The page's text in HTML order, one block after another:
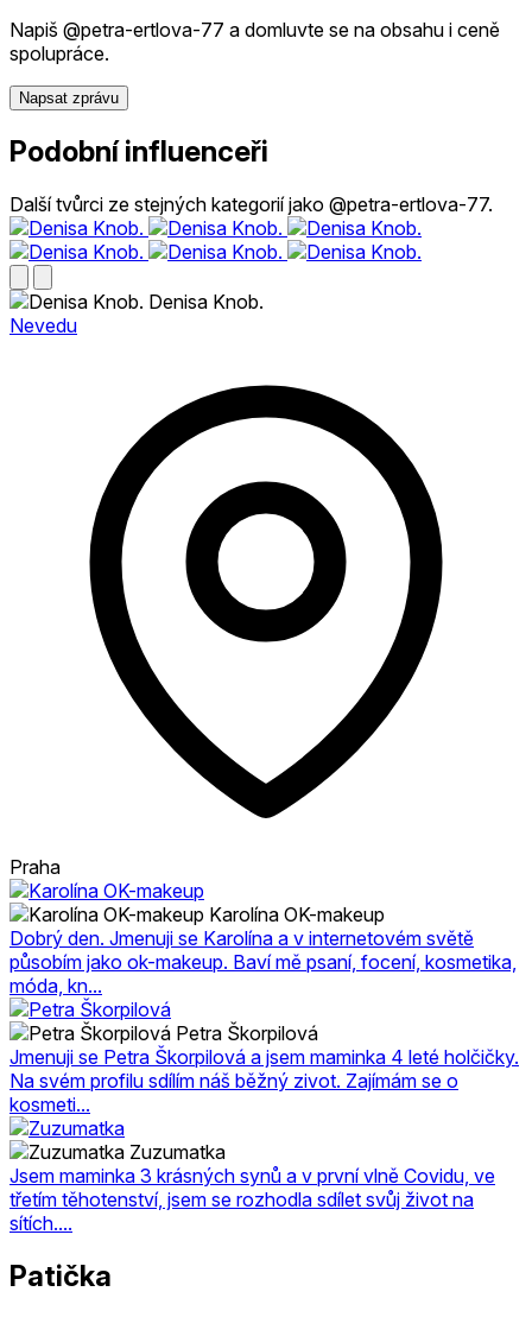
Napiš @petra-ertlova-77 a domluvte se na obsahu i ceně
spolupráce.
Napsat zprávu
Podobní influenceři
Další tvůrci ze stejných kategorií jako @petra-ertlova-77.
Denisa Knob.
Nevedu
Praha
Karolína OK-makeup
Dobrý den. Jmenuji se Karolína a v internetovém světě
působím jako ok-makeup. Baví mě psaní, focení, kosmetika,
móda, kn...
Petra Škorpilová
Jmenuji se Petra Škorpilová a jsem maminka 4 leté holčičky.
Na svém profilu sdílím náš běžný zivot. Zajímám se o
kosmeti...
Zuzumatka
Jsem maminka 3 krásných synů a v první vlně Covidu, ve
třetím těhotenství, jsem se rozhodla sdílet svůj život na
sítích....
Patička